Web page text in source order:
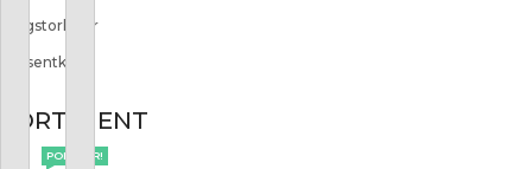
Ringstorlekar
Presentkort
SORTIMENT
POPULÄR!